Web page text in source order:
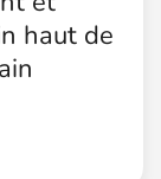
haut de